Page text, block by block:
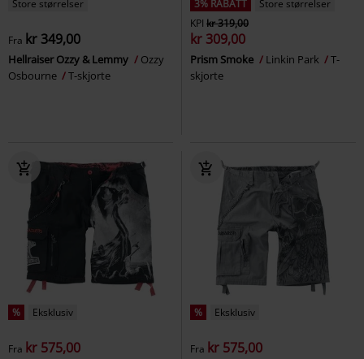
Store størrelser
Fra kr 349,00
Hellraiser Ozzy & Lemmy
Ozzy
Osbourne
T-skjorte
3% RABATT
Store størrelser
KPI kr 319,00
kr 309,00
Prism Smoke Linkin Park
T-
skjorte
% Eksklusiv
Fra kr 575,00
% Eksklusiv
Fra kr 575,00